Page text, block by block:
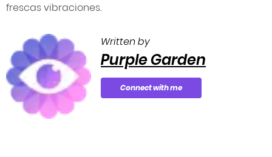
frescas vibraciones.
Written by
Purple Garden
Connect with me